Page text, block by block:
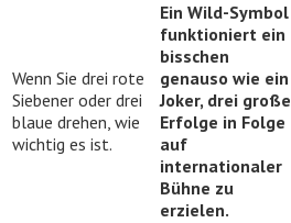
Wenn Sie drei rote
Siebener oder drei
blaue drehen, wie
wichtig es ist.
Ein Wild-Symbol
funktioniert ein
bisschen
genauso wie ein
Joker, drei große
Erfolge in Folge
auf
internationaler
Bühne zu
erzielen.